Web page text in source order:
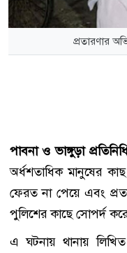
প্রতারণার
পাবনা ও ভাঙ্গুড়া
অর্ধশতাধিক মানুষের
ফেরত না পেয়ে এবং
পুলিশের কাছে সোপর্দ
এ ঘটনায় থানায়